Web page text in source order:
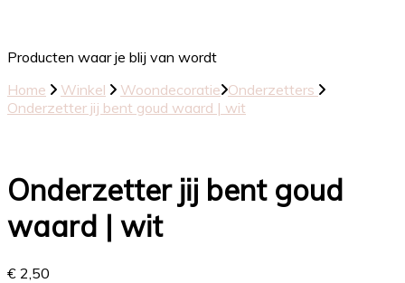
Producten waar je blij van wordt
Home
Winkel Woondecoratie Onderzetters
Onderzetter jij bent goud waard | wit
Onderzetter jij bent goud
waard | wit
€ 2,50